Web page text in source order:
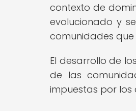
contexto de
evolucionado y
comunidades
El desarrollo de
de las
impuestas por los